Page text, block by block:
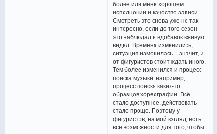
более или мене хорошем
исполнении и качестве записи.
Смотреть это снова уже не так
интересно, если до того сезон
это наблюдал и вдобавок вживую
видел. Времена изменились,
ситуация изменилась – значит, и
от фигуристов стоит ждать иного.
Тем более изменился и процесс
поиска музыки, например,
процесс поиска каких-то
образцов хореографии. Всё
стало доступнее, действовать
стало проще. Поэтому у
фигуристов, на мой взгляд, есть
все возможности для того, чтобы